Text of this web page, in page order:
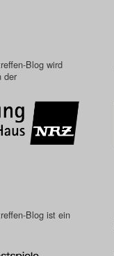
Blog wird
der
Blog ist ein